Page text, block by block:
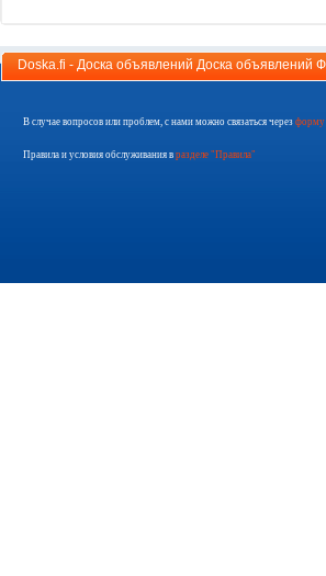
Doska.fi - Доска объявлений Доска объявлений
В случае вопросов или проблем, с нами можно связаться через форму
Правила и условия обслуживания в разделе "Правила"